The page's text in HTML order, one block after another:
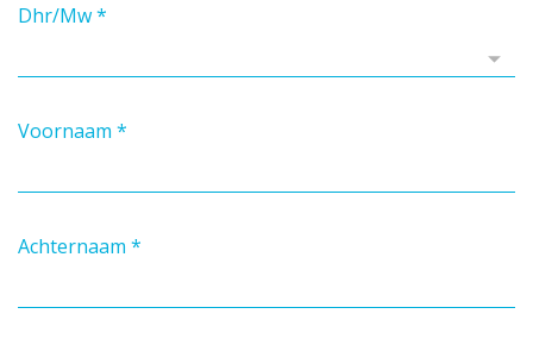
Dhr/Mw*
Voornaam *
Achternaam *